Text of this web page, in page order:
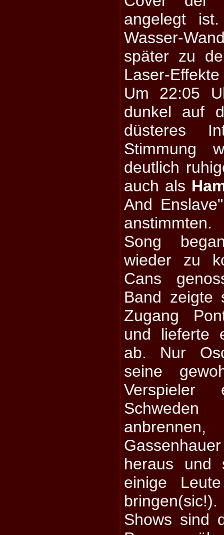
angelegt
Wasser-
später zu
Laser-
Um 22:05
dunkel auf
düsteres
Stimmung
deutlich
auch als
And
Song
wieder zu
Cans
Band zeigte
Zugang
und lieferte
ab. Nur
seine
heraus und
einige
Shows sind